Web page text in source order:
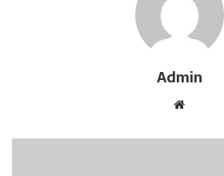
Admin
b